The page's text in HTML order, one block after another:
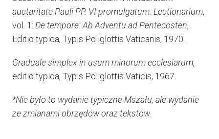
auctaritate Pauli PP. VI promulgatum. Lectionarium,
vol. 1: De tempore: Ab Adventu ad Pentecosten,
Editio typica, Typis Poliglottis Vaticanis, 1970.
Graduale simplex in usum minorum ecclesiarum,
editio typica, Typis Poliglottis Vaticis, 1967.
*Nie było to wydanie typiczne Mszału, ale wydanie
ze zmianami obrzędów oraz tekstów.